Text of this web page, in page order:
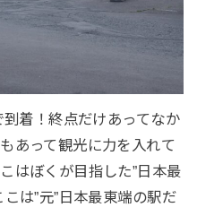
着！終点だけあってなか
あって観光に力を入れて
はぼくが目指した”日本最
は”元”日本最東端の駅だ